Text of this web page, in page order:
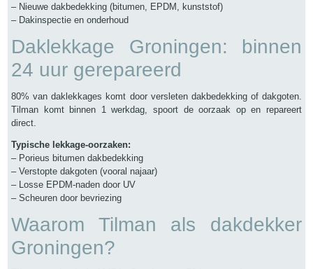
– Nieuwe dakbedekking (bitumen, EPDM, kunststof)
– Dakinspectie en onderhoud
Daklekkage Groningen: binnen
24 uur gerepareerd
80% van daklekkages komt door versleten dakbedekking of dakgoten.
Tilman komt binnen 1 werkdag, spoort de oorzaak op en repareert
direct.
Typische lekkage-oorzaken:
– Porieus bitumen dakbedekking
– Verstopte dakgoten (vooral najaar)
– Losse EPDM-naden door UV
– Scheuren door bevriezing
Waarom Tilman als dakdekker
Groningen?